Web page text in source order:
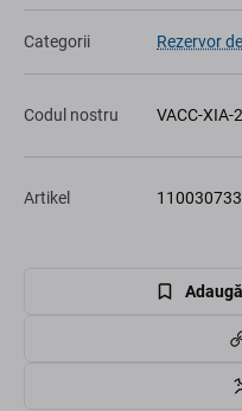
Categorii Rezervor
Codul nostru VACC-XIA-
Artikel